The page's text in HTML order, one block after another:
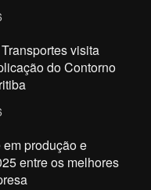
visita
do Contorno
produção e
entre os melhores